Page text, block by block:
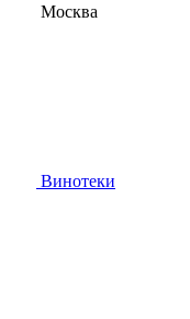
Москва
Винотеки